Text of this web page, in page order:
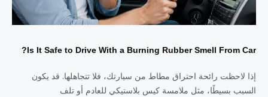
Is It Safe to Drive With a Burning Rubber Smell From Car?
إذا لاحظت رائحة احتراق مطاط من سيارتك، فلا تتجاهلها. قد يكون
السبب بسيطًا، مثل ملامسة كيس بلاستيكي للعادم أو تلف